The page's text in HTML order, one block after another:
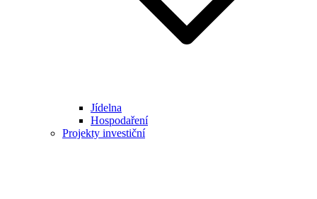
Jídelna
Hospodaření
Projekty investiční